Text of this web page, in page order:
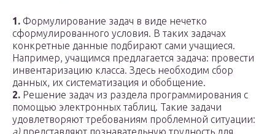
1. Формулирование задач в виде нечетко
сформулированного условия. В таких задачах
конкретные данные подбирают сами учащиеся.
Например, учащимся предлагается задача: провести
инвентаризацию класса. Здесь необходим сбор
данных, их систематизация и обобщение.
2. Решение задач из раздела программирования с
помощью электронных таблиц. Такие задачи
удовлетворяют требованиям проблемной ситуации:
а)представляют познавательную трудность для